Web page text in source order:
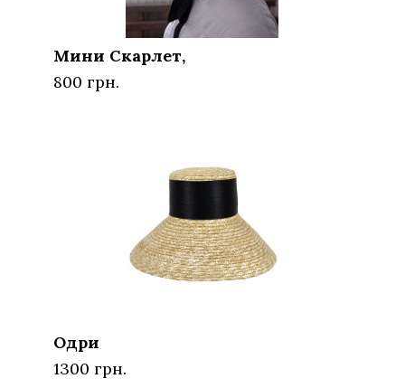
Мини Скарлет,
800 грн.
Одри
1300 грн.